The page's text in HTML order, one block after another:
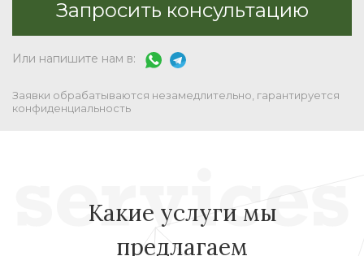
Или напишите нам в:
Заявки обрабатываются незамедлительно, гарантируется
конфиденциальность
Какие услуги мы
предлагаем